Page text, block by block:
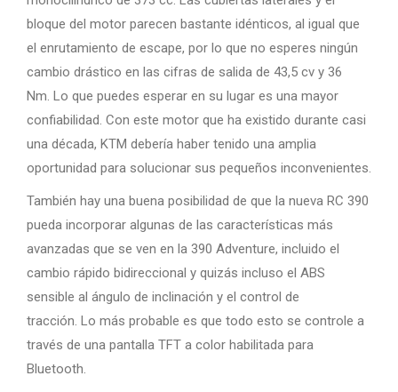
bloque del motor parecen bastante idénticos, al igual que
el enrutamiento de escape, por lo que no esperes ningún
cambio drástico en las cifras de salida de 43,5 cv y 36
Nm. Lo que puedes esperar en su lugar es una mayor
confiabilidad. Con este motor que ha existido durante casi
una década, KTM debería haber tenido una amplia
oportunidad para solucionar sus pequeños inconvenientes.
También hay una buena posibilidad de que la nueva RC 390
pueda incorporar algunas de las características más
avanzadas que se ven en la 390 Adventure, incluido el
cambio rápido bidireccional y quizás incluso el ABS
sensible al ángulo de inclinación y el control de
tracción. Lo más probable es que todo esto se controle a
través de una pantalla TFT a color habilitada para
Bluetooth.